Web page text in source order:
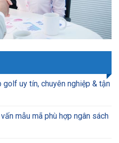
uy tín, chuyên nghiệp & tận
mẫu mã phù hợp ngân sách